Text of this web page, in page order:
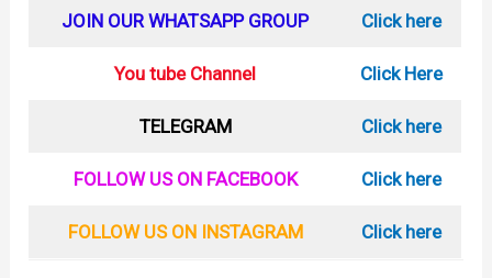
JOIN OUR WHATSAPP GROUP Click here
You tube Channel Click Here
TELEGRAM Click here
FOLLOW US ON FACEBOOK Click here
FOLLOW US ON INSTAGRAM Click here